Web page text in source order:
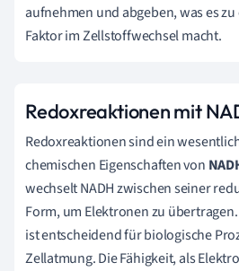
aufnehmen und abgeben, was es
Faktor im Zellstoffwechsel macht.
Redoxreaktionen mit
Redoxreaktionen sind ein
chemischen Eigenschaften von
wechselt NADH zwischen seiner
Form, um Elektronen zu
ist entscheidend für biologische
Zellatmung. Die Fähigkeit, als